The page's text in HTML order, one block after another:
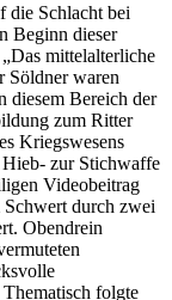
die Schlacht bei
Beginn dieser
mittelalterliche
Söldner waren
diesem Bereich der
zum Ritter
Kriegswesens
zur Stichwaffe
Videobeitrag
durch zwei
Obendrein
folgte